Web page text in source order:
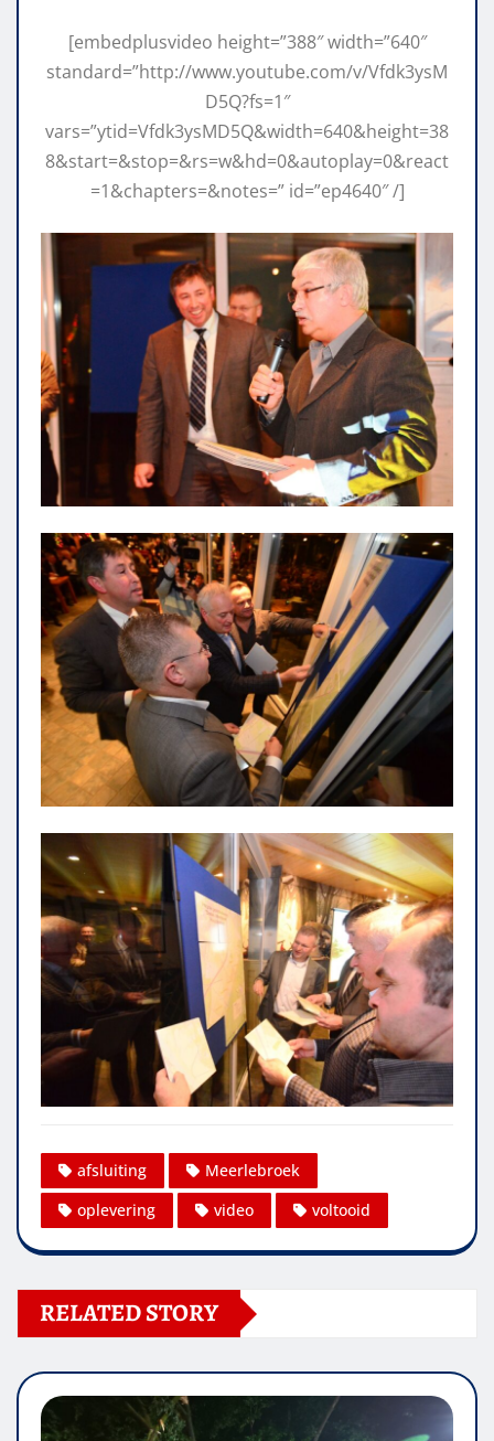
[embedplusvideo height=”388″ width=”640″
standard=”http://www.youtube.com/v/Vfdk3ysM
D5Q?fs=1″
vars=”ytid=Vfdk3ysMD5Q&width=640&height=38
8&start=&stop=&rs=w&hd=0&autoplay=0&react
=1&chapters=&notes=” id=”ep4640″ /]
afsluiting
Meerlebroek
oplevering
video voltooid
RELATED STORY